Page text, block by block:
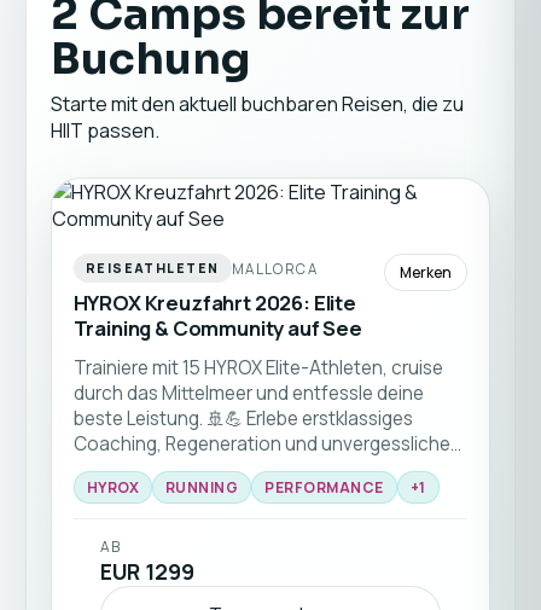
2 Camps bereit zur
Buchung
Starte mit den aktuell buchbaren Reisen, die zu
HIIT passen.
REISEATHLETEN MALLORCA
HYROX Kreuzfahrt 2026: Elite
Training & Community auf See
Merken
Trainiere mit 15 HYROX Elite-Athleten, cruise
durch das Mittelmeer und entfessle deine
beste Leistung. 🚢💪 Erlebe erstklassiges
Coaching, Regeneration und unvergessliche
Community-Vibes an Bord! 🌊
HYROX RUNNING PERFORMANCE +1
AB
EUR 1299